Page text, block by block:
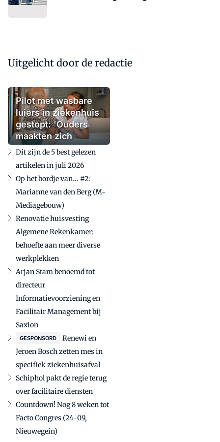
Uitgelicht door de redactie
Pilot met wasbare
luiers in ziekenhuis
gestopt: 'Ouders
maakten zich
zorgen'
Dit zijn de 5 best gelezen
artikelen in juli 2026
Op het bordje van... #2:
Marianne van den Berg (M-
Mediagebouw)
Renovatie huisvesting
Algemene Rekenkamer:
behoefte aan meer diverse
werkplekken
Arjan Stam benoemd tot
directeur
Informatievoorziening en
Facilitair Management bij
Saxion
GESPONSORD
Renewi en
Jeroen Bosch zetten mes in
specifiek ziekenhuisafval
Schiphol pakt de regie terug
over facilitaire diensten
Countdown! Nog 8 weken tot
Facto Congres (24-09,
Nieuwegein)